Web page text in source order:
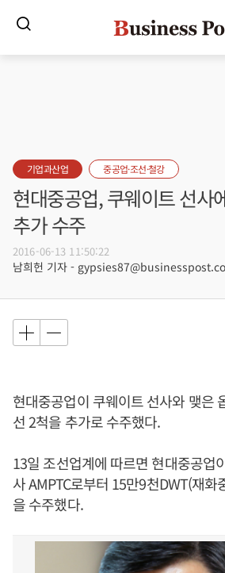
기업과산업 중공업·조선·철강
현대중공업, 쿠웨이트 선사
추가 수주
2016-06-13 11:50:22
남희헌 기자 -
현대중공업이 쿠웨이트 선사와 맺은
선 2척을 추가로 수주했다.
13일 조선업계에 따르면 현대중공업
사 AMPTC로부터 15만9천DWT(재화
을 수주했다.